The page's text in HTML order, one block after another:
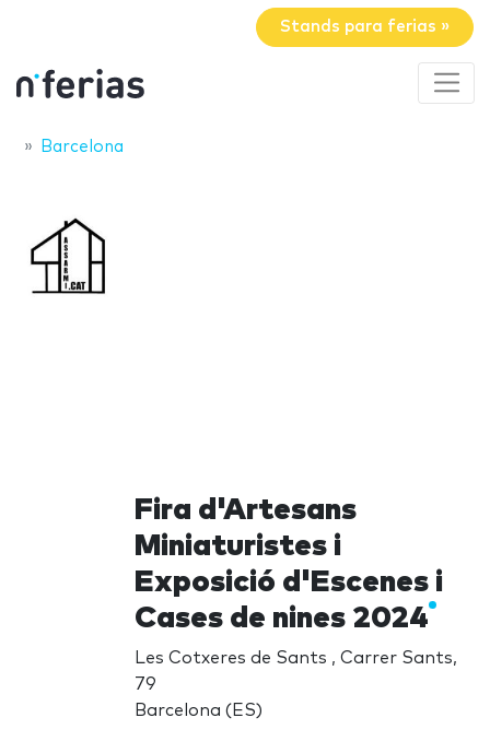
Stands para ferias »
Barcelona
Fira d'Artesans
Miniaturistes i
Exposició d'Escenes i
Cases de nines 2024
Les Cotxeres de Sants , Carrer Sants,
79
Barcelona (ES)